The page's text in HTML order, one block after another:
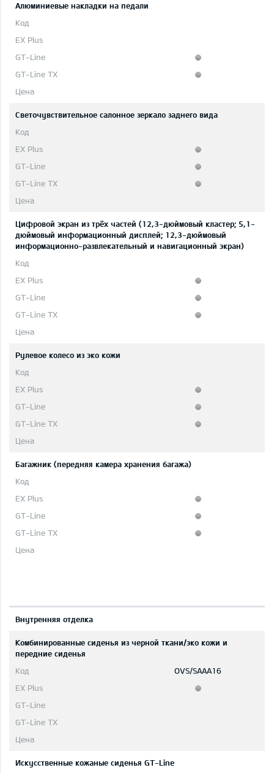
Aлюминиевые накладки на педали
Светочувствительное салонное зеркало заднего вида
Цифровой экран из трёх частей (12,3-дюймовый кластер; 5,1-
дюймовый информационный дисплей; 12,3-дюймовый
информационно-развлекательный и навигационный экран)
Рулевое колесо из эко кожи
Багажник (передняя камера хранения багажа)
Bнутренняя отделка
Комбинированные сиденья из черной ткани/эко кожи и
передние сиденья
OVS/SAAA16
Искусственные кожаные сиденья GT-Line